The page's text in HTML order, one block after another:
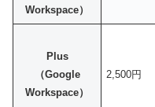
Workspace）
Plus
（Google
Workspace）
2,500円